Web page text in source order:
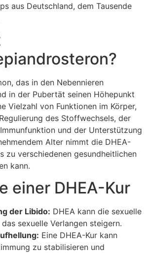
aus Deutschland, dem Tausende
das in den Nebennieren
in der Pubertät seinen Höhepunkt
Vielzahl von Funktionen im Körper,
des Stoffwechsels, der
und der Unterstützung
Alter nimmt die DHEA-
zu verschiedenen gesundheitlichen
kann.
einer DHEA-Kur
der Libido: DHEA kann die sexuelle
sexuelle Verlangen steigern.
Eine DHEA-Kur kann
zu stabilisieren und